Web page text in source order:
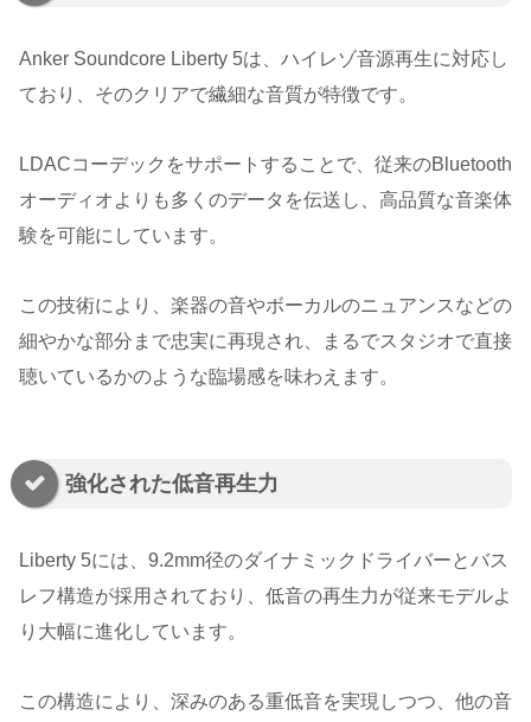
Anker Soundcore Liberty 5は、ハイレゾ音源再生に対応し
ており、そのクリアで繊細な音質が特徴です。
LDACコーデックをサポートすることで、従来のBluetooth
オーディオよりも多くのデータを伝送し、高品質な音楽体
験を可能にしています。
この技術により、楽器の音やボーカルのニュアンスなどの
細やかな部分まで忠実に再現され、まるでスタジオで直接
聴いているかのような臨場感を味わえます。
強化された低音再生力
Liberty 5には、9.2mm径のダイナミックドライバーとバス
レフ構造が採用されており、低音の再生力が従来モデルよ
り大幅に進化しています。
この構造により、深みのある重低音を実現しつつ、他の音